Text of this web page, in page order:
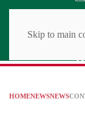
Skip to main
HOMENEWSNEWS